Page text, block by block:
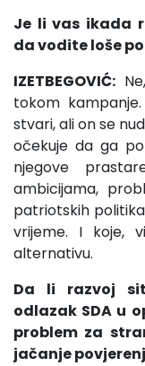
Je li vas ikada
da vodite loše
IZETBEGOVIĆ:
tokom
stvari, ali on se
očekuje da ga
njegove
ambicijama,
patriotskih
vrijeme. I koje,
alternativu.
Da li razvoj
odlazak SDA u
problem za
jačanje